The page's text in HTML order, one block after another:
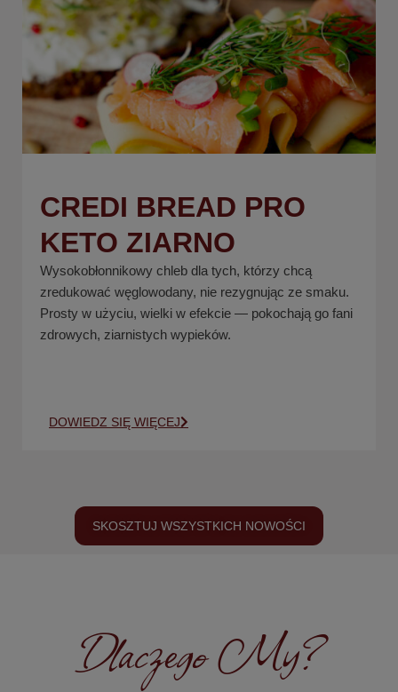
CREDI BREAD PRO
KETO ZIARNO
Wysokobłonnikowy chleb dla tych, którzy chcą
zredukować węglowodany, nie rezygnując ze smaku.
Prosty w użyciu, wielki w efekcie — pokochają go fani
zdrowych, ziarnistych wypieków.
DOWIEDZ SIĘ WIĘCEJ
SKOSZTUJ WSZYSTKICH NOWOŚCI
Dlaczego My?